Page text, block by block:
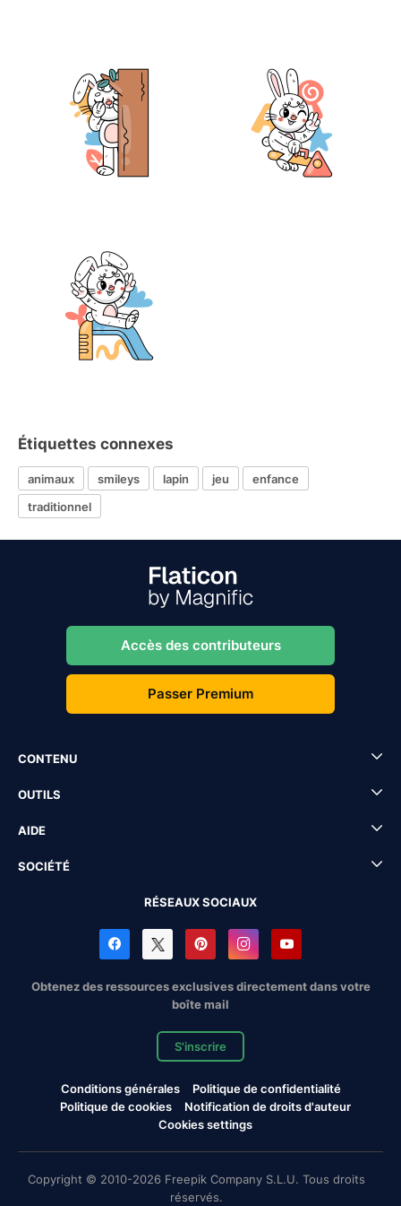
Étiquettes connexes
animaux smileys lapin jeu
enfance
traditionnel
Accès des contributeurs
Passer Premium
CONTENU
OUTILS
AIDE
SOCIÉTÉ
RÉSEAUX SOCIAUX
Obtenez des ressources exclusives directement dans votre
boîte mail
S'inscrire
Conditions générales
Politique de confidentialité
Politique de cookies
Notification de droits d'auteur
Cookies settings
Copyright © 2010-2026 Freepik Company S.L.U. Tous droits
réservés.